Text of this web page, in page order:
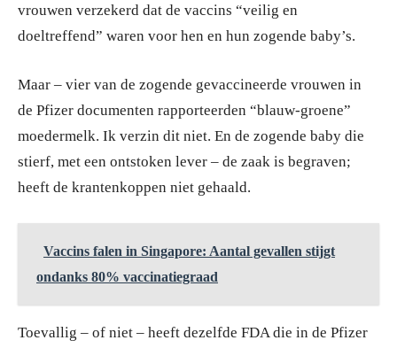
vrouwen verzekerd dat de vaccins “veilig en
doeltreffend” waren voor hen en hun zogende baby’s.
Maar – vier van de zogende gevaccineerde vrouwen in
de Pfizer documenten rapporteerden “blauw-groene”
moedermelk. Ik verzin dit niet. En de zogende baby die
stierf, met een ontstoken lever – de zaak is begraven;
heeft de krantenkoppen niet gehaald.
Vaccins falen in Singapore: Aantal gevallen stijgt
ondanks 80% vaccinatiegraad
Toevallig – of niet – heeft dezelfde FDA die in de Pfizer